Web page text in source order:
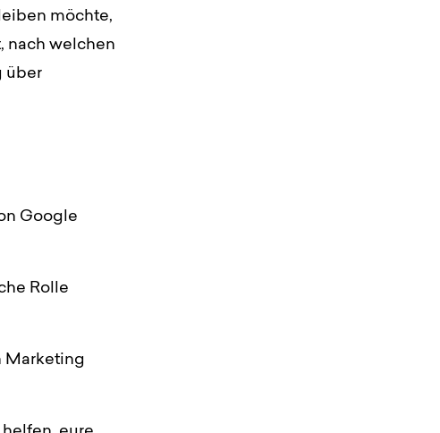
möchte,
nach welchen
über
Google
Rolle
Marketing